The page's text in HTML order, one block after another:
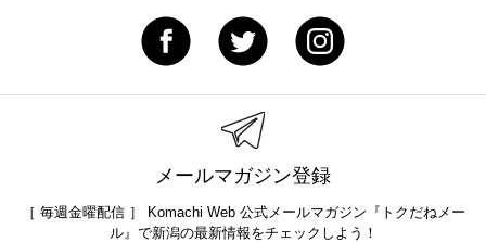
メールマガジン登録
［ 毎週金曜配信 ］ Komachi Web 公式メールマガジン『トクだねメー
ル』で新潟の最新情報をチェックしよう！